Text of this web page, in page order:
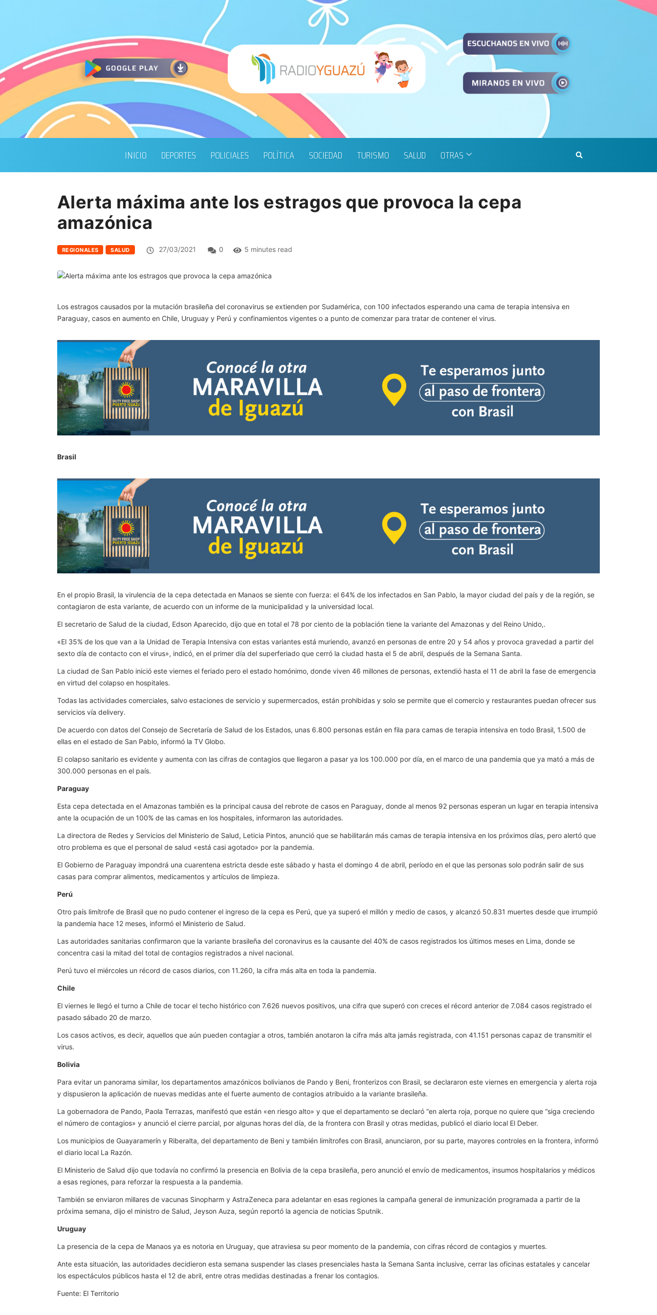
INICIO DEPORTES POLICIALES POLÍTICA SOCIEDAD TURISMO SALUD OTRAS
Alerta máxima ante los estragos que provoca la cepa
amazónica
REGIONALES SALUD 27/03/2021 0 5 minutes read
Los estragos causados por la mutación brasileña del coronavirus se extienden por Sudamérica, con 100 infectados esperando una cama de terapia intensiva en
Paraguay, casos en aumento en Chile, Uruguay y Perú y confinamientos vigentes o a punto de comenzar para tratar de contener el virus.
Brasil
En el propio Brasil, la virulencia de la cepa detectada en Manaos se siente con fuerza: el 64% de los infectados en San Pablo, la mayor ciudad del país y de la región, se
contagiaron de esta variante, de acuerdo con un informe de la municipalidad y la universidad local.
El secretario de Salud de la ciudad, Edson Aparecido, dijo que en total el 78 por ciento de la población tiene la variante del Amazonas y del Reino Unido,.
«El 35% de los que van a la Unidad de Terapia Intensiva con estas variantes está muriendo, avanzó en personas de entre 20 y 54 años y provoca gravedad a partir del
sexto día de contacto con el virus», indicó, en el primer día del superferiado que cerró la ciudad hasta el 5 de abril, después de la Semana Santa.
La ciudad de San Pablo inició este viernes el feriado pero el estado homónimo, donde viven 46 millones de personas, extendió hasta el 11 de abril la fase de emergencia
en virtud del colapso en hospitales.
Todas las actividades comerciales, salvo estaciones de servicio y supermercados, están prohibidas y solo se permite que el comercio y restaurantes puedan ofrecer sus
servicios vía delivery.
De acuerdo con datos del Consejo de Secretaría de Salud de los Estados, unas 6.800 personas están en fila para camas de terapia intensiva en todo Brasil, 1.500 de
ellas en el estado de San Pablo, informó la TV Globo.
El colapso sanitario es evidente y aumenta con las cifras de contagios que llegaron a pasar ya los 100.000 por día, en el marco de una pandemia que ya mató a más de
300.000 personas en el país.
Paraguay
Esta cepa detectada en el Amazonas también es la principal causa del rebrote de casos en Paraguay, donde al menos 92 personas esperan un lugar en terapia intensiva
ante la ocupación de un 100% de las camas en los hospitales, informaron las autoridades.
La directora de Redes y Servicios del Ministerio de Salud, Leticia Pintos, anunció que se habilitarán más camas de terapia intensiva en los próximos días, pero alertó que
otro problema es que el personal de salud «está casi agotado» por la pandemia.
El Gobierno de Paraguay impondrá una cuarentena estricta desde este sábado y hasta el domingo 4 de abril, período en el que las personas solo podrán salir de sus
casas para comprar alimentos, medicamentos y artículos de limpieza.
Perú
Otro país limítrofe de Brasil que no pudo contener el ingreso de la cepa es Perú, que ya superó el millón y medio de casos, y alcanzó 50.831 muertes desde que irrumpió
la pandemia hace 12 meses, informó el Ministerio de Salud.
Las autoridades sanitarias confirmaron que la variante brasileña del coronavirus es la causante del 40% de casos registrados los últimos meses en Lima, donde se
concentra casi la mitad del total de contagios registrados a nivel nacional.
Perú tuvo el miércoles un récord de casos diarios, con 11.260, la cifra más alta en toda la pandemia.
Chile
El viernes le llegó el turno a Chile de tocar el techo histórico con 7.626 nuevos positivos, una cifra que superó con creces el récord anterior de 7.084 casos registrado el
pasado sábado 20 de marzo.
Los casos activos, es decir, aquellos que aún pueden contagiar a otros, también anotaron la cifra más alta jamás registrada, con 41.151 personas capaz de transmitir el
virus.
Bolivia
Para evitar un panorama similar, los departamentos amazónicos bolivianos de Pando y Beni, fronterizos con Brasil, se declararon este viernes en emergencia y alerta roja
y dispusieron la aplicación de nuevas medidas ante el fuerte aumento de contagios atribuido a la variante brasileña.
La gobernadora de Pando, Paola Terrazas, manifestó que están «en riesgo alto» y que el departamento se declaró “en alerta roja, porque no quiere que “siga creciendo
el número de contagios» y anunció el cierre parcial, por algunas horas del día, de la frontera con Brasil y otras medidas, publicó el diario local El Deber.
Los municipios de Guayaramerín y Riberalta, del departamento de Beni y también limítrofes con Brasil, anunciaron, por su parte, mayores controles en la frontera, informó
el diario local La Razón.
El Ministerio de Salud dijo que todavía no confirmó la presencia en Bolivia de la cepa brasileña, pero anunció el envío de medicamentos, insumos hospitalarios y médicos
a esas regiones, para reforzar la respuesta a la pandemia.
También se enviaron millares de vacunas Sinopharm y AstraZeneca para adelantar en esas regiones la campaña general de inmunización programada a partir de la
próxima semana, dijo el ministro de Salud, Jeyson Auza, según reportó la agencia de noticias Sputnik.
Uruguay
La presencia de la cepa de Manaos ya es notoria en Uruguay, que atraviesa su peor momento de la pandemia, con cifras récord de contagios y muertes.
Ante esta situación, las autoridades decidieron esta semana suspender las clases presenciales hasta la Semana Santa inclusive, cerrar las oficinas estatales y cancelar
los espectáculos públicos hasta el 12 de abril, entre otras medidas destinadas a frenar los contagios.
Fuente: El Territorio